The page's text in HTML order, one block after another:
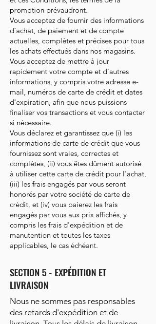
promotion prévaudront.
Vous acceptez de fournir des informations
d'achat, de paiement et de compte
actuelles, complètes et précises pour tous
les achats effectués dans nos magasins.
Vous acceptez de mettre à jour
rapidement votre compte et d'autres
informations, y compris votre adresse e-
mail, numéros de carte de crédit et dates
d'expiration, afin que nous puissions
finaliser vos transactions et vous contacter
si nécessaire.
Vous déclarez et garantissez que (i) les
informations de carte de crédit que vous
fournissez sont vraies, correctes et
complètes, (ii) vous êtes dûment autorisé
à utiliser cette carte de crédit pour l'achat,
(iii) les frais engagés par vous seront
honorés par votre société de carte de
crédit, et (iv) vous paierez les frais
engagés par vous aux prix affichés, y
compris les frais d'expédition et de
manutention et toutes les taxes
applicables, le cas échéant.
SECTION 5 - EXPÉDITION ET
LIVRAISON
Nous ne sommes pas responsables
des retards d'expédition et de